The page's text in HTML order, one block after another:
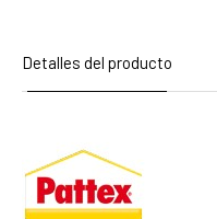
Detalles del producto